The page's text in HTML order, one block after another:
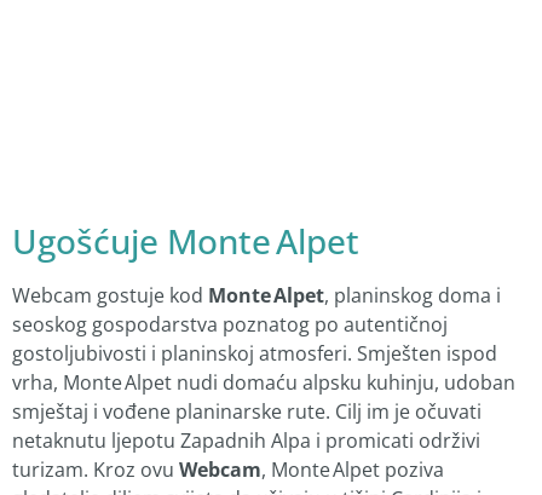
Ugošćuje Monte Alpet
Webcam gostuje kod Monte Alpet, planinskog doma i
seoskog gospodarstva poznatog po autentičnoj
gostoljubivosti i planinskoj atmosferi. Smješten ispod
vrha, Monte Alpet nudi domaću alpsku kuhinju, udoban
smještaj i vođene planinarske rute. Cilj im je očuvati
netaknutu ljepotu Zapadnih Alpa i promicati održivi
turizam. Kroz ovu Webcam, Monte Alpet poziva